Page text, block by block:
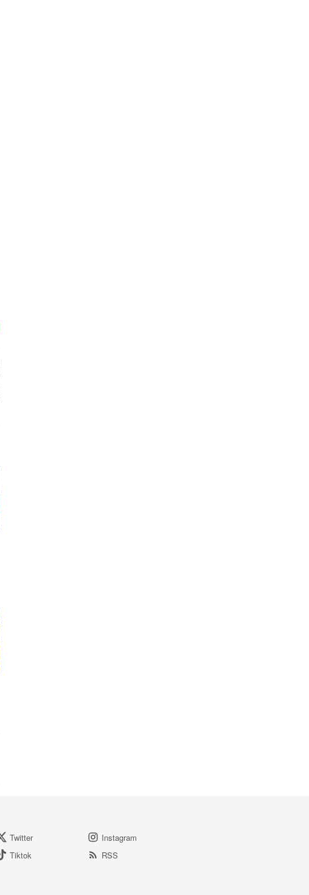
Twitter
Instagram
Tiktok RSS